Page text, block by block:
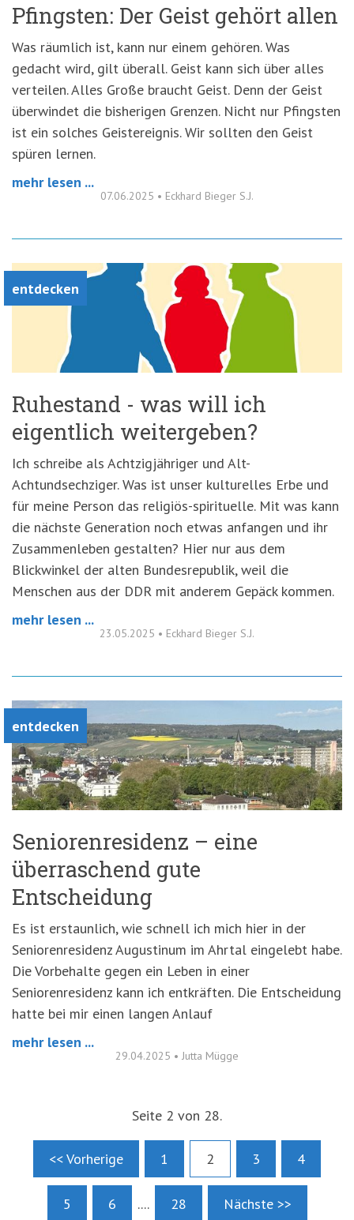
Pfingsten: Der Geist gehört allen
Was räumlich ist, kann nur einem gehören. Was
gedacht wird, gilt überall. Geist kann sich über alles
verteilen. Alles Große braucht Geist. Denn der Geist
überwindet die bisherigen Grenzen. Nicht nur Pfingsten
ist ein solches Geistereignis. Wir sollten den Geist
spüren lernen.
mehr lesen ...
07.06.2025 • Eckhard Bieger S.J.
entdecken
Ruhestand - was will ich
eigentlich weitergeben?
Ich schreibe als Achtzigjähriger und Alt-
Achtundsechziger. Was ist unser kulturelles Erbe und
für meine Person das religiös-spirituelle. Mit was kann
die nächste Generation noch etwas anfangen und ihr
Zusammenleben gestalten? Hier nur aus dem
Blickwinkel der alten Bundesrepublik, weil die
Menschen aus der DDR mit anderem Gepäck kommen.
mehr lesen ...
23.05.2025 • Eckhard Bieger S.J.
entdecken
Seniorenresidenz – eine
überraschend gute
Entscheidung
Es ist erstaunlich, wie schnell ich mich hier in der
Seniorenresidenz Augustinum im Ahrtal eingelebt habe.
Die Vorbehalte gegen ein Leben in einer
Seniorenresidenz kann ich entkräften. Die Entscheidung
hatte bei mir einen langen Anlauf
mehr lesen ...
29.04.2025 • Jutta Mügge
Seite 2 von 28.
<< Vorherige 1 2 3 4
5 6 .... 28 Nächste >>